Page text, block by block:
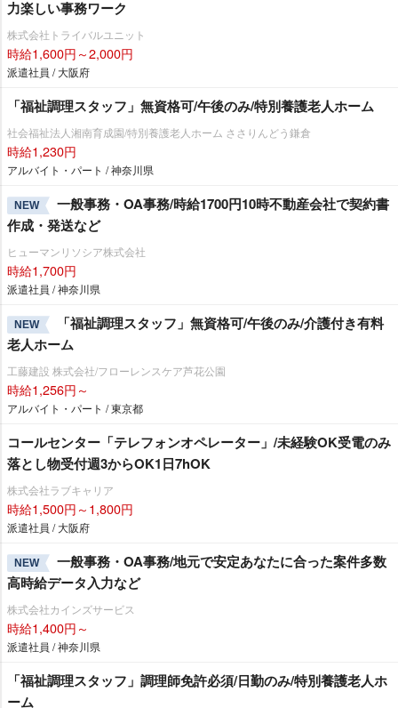
力楽しい事務ワーク
株式会社トライバルユニット
時給1,600円～2,000円
派遣社員 / 大阪府
「福祉調理スタッフ」無資格可/午後のみ/特別養護老人ホーム
社会福祉法人湘南育成園/特別養護老人ホーム ささりんどう鎌倉
時給1,230円
アルバイト・パート / 神奈川県
NEW
一般事務・OA事務/時給1700円10時不動産会社で契約書
作成・発送など
ヒューマンリソシア株式会社
時給1,700円
派遣社員 / 神奈川県
NEW
「福祉調理スタッフ」無資格可/午後のみ/介護付き有料
老人ホーム
工藤建設 株式会社/フローレンスケア芦花公園
時給1,256円～
アルバイト・パート / 東京都
コールセンター「テレフォンオペレーター」/未経験OK受電のみ
落とし物受付週3からOK1日7hOK
株式会社ラブキャリア
時給1,500円～1,800円
派遣社員 / 大阪府
NEW
一般事務・OA事務/地元で安定あなたに合った案件多数
高時給データ入力など
株式会社カインズサービス
時給1,400円～
派遣社員 / 神奈川県
「福祉調理スタッフ」調理師免許必須/日勤のみ/特別養護老人ホ
ーム